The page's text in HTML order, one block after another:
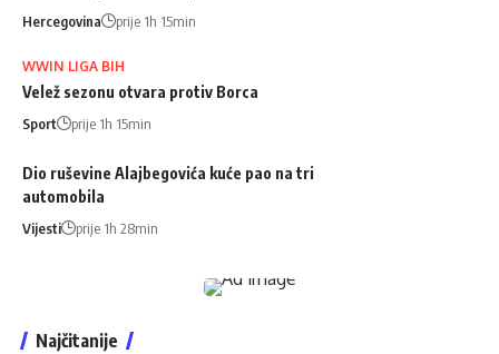
Hercegovina prije 1h 15min
WWIN LIGA BIH
Velež sezonu otvara protiv Borca
Sport prije 1h 15min
Dio ruševine Alajbegovića kuće pao na tri
automobila
Vijesti prije 1h 28min
Najčitanije